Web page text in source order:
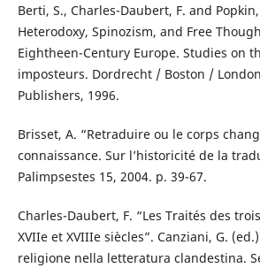
Berti, S., Charles-Daubert, F. and
Heterodoxy, Spinozism, and Free
Eightheen-Century Europe. Studies on
imposteurs. Dordrecht / Boston /
Publishers, 1996.
Brisset, A. “Retraduire ou le corps
connaissance. Sur l’historicité de la
Palimpsestes 15, 2004. p. 39-67.
Charles-Daubert, F. “Les Traités des
XVIIe et XVIIIe siècles”. Canziani, G.
religione nella letteratura clandestina.